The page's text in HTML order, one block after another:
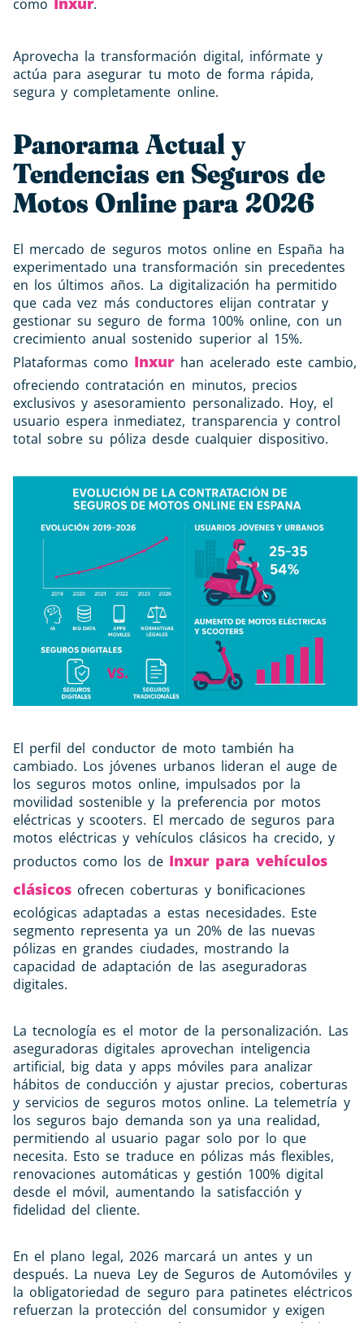
como
.
Aprovecha la transformación digital, infórmate y
actúa para asegurar tu moto de forma rápida,
segura y completamente online.
Panorama Actual y
Tendencias en Seguros de
Motos Online para 2026
El mercado de seguros motos online en España ha
experimentado una transformación sin precedentes
en los últimos años. La digitalización ha permitido
que cada vez más conductores elijan contratar y
gestionar su seguro de forma 100% online, con un
crecimiento anual sostenido superior al 15%.
Plataformas como Inxurhan acelerado este cambio,
ofreciendo contratación en minutos, precios
exclusivos y asesoramiento personalizado. Hoy, el
usuario espera inmediatez, transparencia y control
total sobre su póliza desde cualquier dispositivo.
El perfil del conductor de moto también ha
cambiado. Los jóvenes urbanos lideran el auge de
los seguros motos online, impulsados por la
movilidad sostenible y la preferencia por motos
eléctricas y scooters. El mercado de seguros para
motos eléctricas y vehículos clásicos ha crecido, y
productos como los de Inxur para vehículos
clásicos ofrecen coberturas y bonificaciones
ecológicas adaptadas a estas necesidades. Este
segmento representa ya un 20% de las nuevas
pólizas en grandes ciudades, mostrando la
capacidad de adaptación de las aseguradoras
digitales.
La tecnología es el motor de la personalización. Las
aseguradoras digitales aprovechan inteligencia
artificial, big data y apps móviles para analizar
hábitos de conducción y ajustar precios, coberturas
y servicios de seguros motos online. La telemetría y
los seguros bajo demanda son ya una realidad,
permitiendo al usuario pagar solo por lo que
necesita. Esto se traduce en pólizas más flexibles,
renovaciones automáticas y gestión 100% digital
desde el móvil, aumentando la satisfacción y
fidelidad del cliente.
En el plano legal, 2026 marcará un antes y un
después. La nueva Ley de Seguros de Automóviles y
la obligatoriedad de seguro para patinetes eléctricos
refuerzan la protección del consumidor y exigen